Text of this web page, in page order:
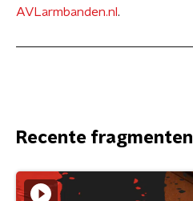
AVLarmbanden.nl .
Recente fragmenten